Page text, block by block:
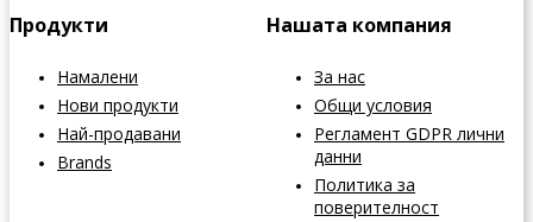
Продукти
Намалени
Нови продукти
Най-продавани
Brands
Нашата компания
За нас
Общи условия
Регламент GDPR лични
данни
Политика за
поверителност